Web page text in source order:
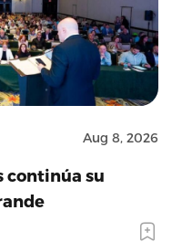
Aug 8, 2026
continúa su